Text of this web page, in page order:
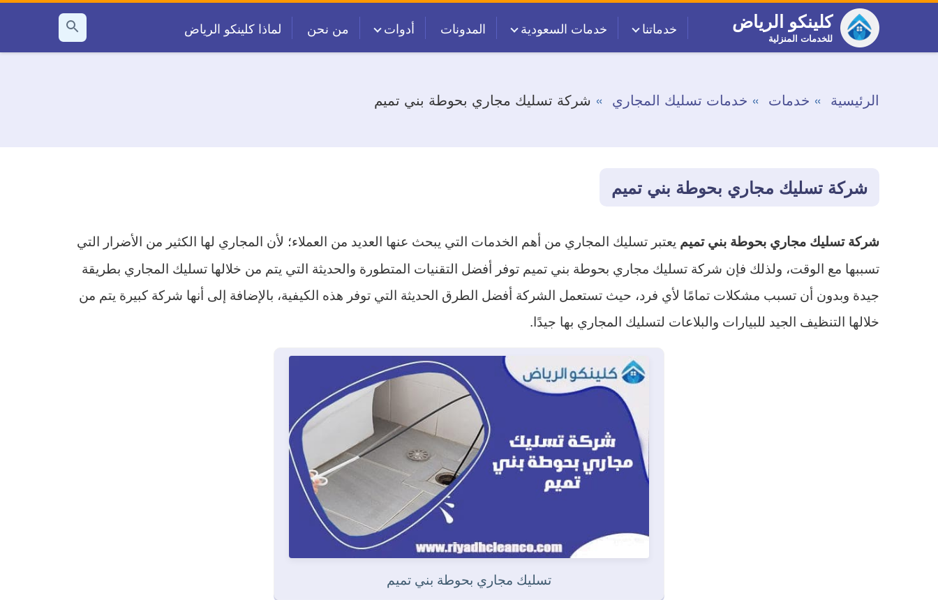
كلينكو الرياض
للخدمات المنزلية
خدماتنا خدمات السعودية المدونات أدوات من نحن لماذا كلينكو الرياض
بحث
عن
الرئيسية خدمات خدمات تسليك المجاري شركة تسليك مجاري بحوطة بني تميم
شركة تسليك مجاري بحوطة بني تميم
شركة تسليك مجاري بحوطة بني تميم يعتبر تسليك المجاري من أهم الخدمات التي يبحث عنها العديد من العملاء؛ لأن المجاري لها الكثير من الأضرار التي
تسببها مع الوقت، ولذلك فإن شركة تسليك مجاري بحوطة بني تميم توفر أفضل التقنيات المتطورة والحديثة التي يتم من خلالها تسليك المجاري بطريقة
جيدة وبدون أن تسبب مشكلات تمامًا لأي فرد، حيث تستعمل الشركة أفضل الطرق الحديثة التي توفر هذه الكيفية، بالإضافة إلى أنها شركة كبيرة يتم من
خلالها التنظيف الجيد للبيارات والبلاعات لتسليك المجاري بها جيدًا.
تسليك مجاري بحوطة بني تميم